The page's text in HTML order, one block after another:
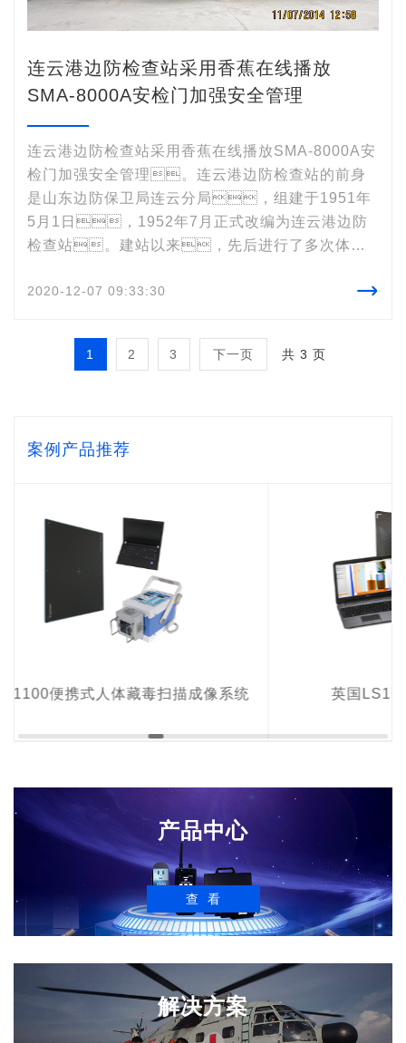
连云港边防检查站采用香蕉在线播放
SMA-8000A安检门加强安全管理
连云港边防检查站采用香蕉在线播放SMA-8000A安
检门加强安全管理。连云港边防检查站的前身
是山东边防保卫局连云分局，组建于1951年
5月1日，1952年7月正式改编为连云港边防
检查站。建站以来，先后进行了多次体制
序列，隶属于江苏公安边防总队，为一类
2020-12-07 09:33:30 
1 2 3 下一页 共 3 页
案例产品推荐
便携式人体藏毒扫描成像系统 英国LS1薄
产品中心
查看
解决方案